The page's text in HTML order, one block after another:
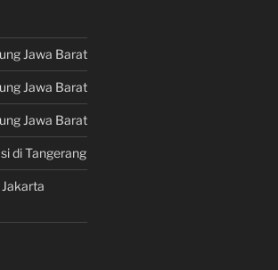
Jawa Barat
Jawa Barat
Jawa Barat
di Tangerang